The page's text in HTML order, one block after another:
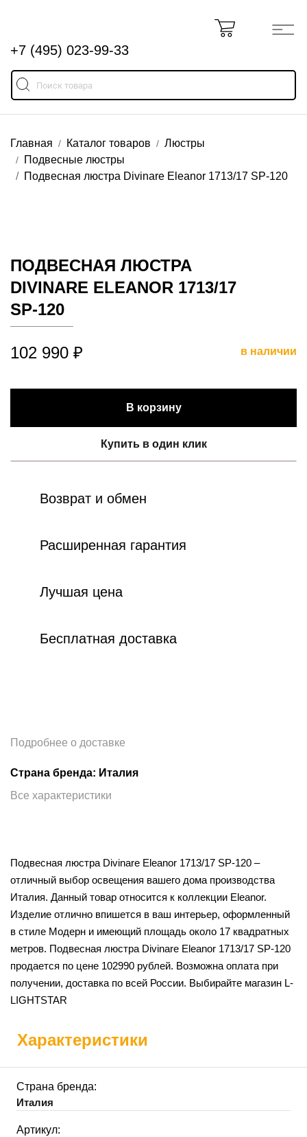
+7 (495) 023-99-33
Главная Каталог товаров
Люстры
Подвесные люстры
Подвесная люстра Divinare Eleanor 1713/17 SP-120
ПОДВЕСНАЯ ЛЮСТРА
DIVINARE ELEANOR 1713/17
SP-120
102 990 ₽ в наличии
В корзину
Купить в один клик
Возврат и обмен
Расширенная гарантия
Лучшая цена
Бесплатная доставка
Подробнее о доставке
Страна бренда: Италия
Все характеристики
Подвесная люстра Divinare Eleanor 1713/17 SP-120 –
отличный выбор освещения вашего дома производства
Италия. Данный товар относится к коллекции Eleanor.
Изделие отлично впишется в ваш интерьер, оформленный
в стиле Модерн и имеющий площадь около 17 квадратных
метров. Подвесная люстра Divinare Eleanor 1713/17 SP-120
продается по цене 102990 рублей. Возможна оплата при
получении, доставка по всей России. Выбирайте магазин L-
LIGHTSTAR
Характеристики
Страна бренда:
Италия
Артикул: